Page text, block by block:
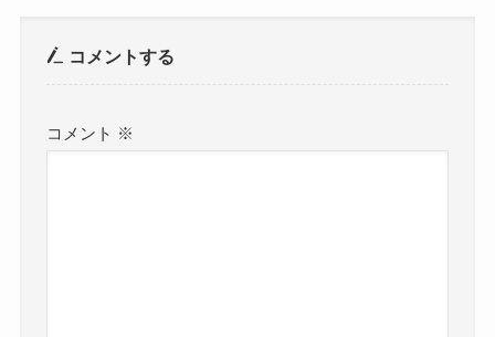
コメントする
コメント ※